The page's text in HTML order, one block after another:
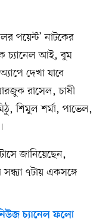
পয়েন্ট’ নাটকের
চ্যানেল আই, বুম
দেখা যাবে
রাসেল, চাষী
শিমুল শর্মা, পাভেল,
জানিয়েছেন,
৭টায় একসঙ্গে
চ্যানেল ফলো